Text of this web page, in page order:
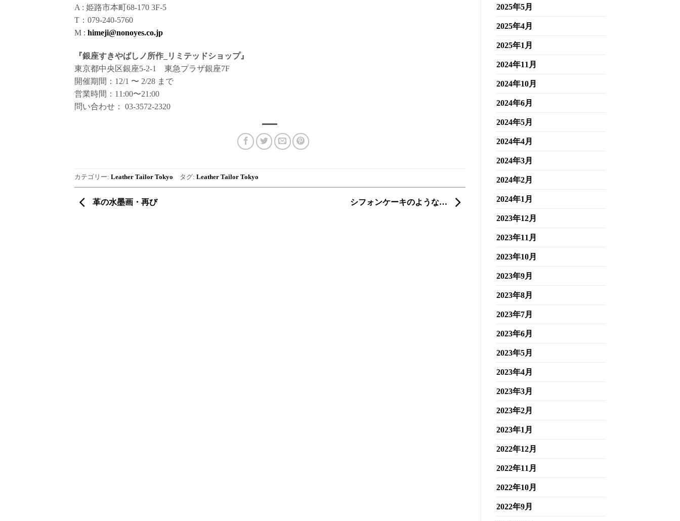
A : 姫路市本町68-170 3F-5
T：079-240-5760
M : himeji@nonoyes.co.jp
『銀座すきやばしノ所作_リミテッドショップ』
東京都中央区銀座5-2-1 東急プラザ銀座7F
開催期間：12/1 〜 2/28 まで
営業時間：11:00〜21:00
問い合わせ： 03-3572-2320
カテゴリー: Leather Tailor Tokyo タグ: Leather Tailor Tokyo
革の水墨画・再び シフォンケーキのような…
2025年5月
2025年4月
2025年1月
2024年11月
2024年10月
2024年6月
2024年5月
2024年4月
2024年3月
2024年2月
2024年1月
2023年12月
2023年11月
2023年10月
2023年9月
2023年8月
2023年7月
2023年6月
2023年5月
2023年4月
2023年3月
2023年2月
2023年1月
2022年12月
2022年11月
2022年10月
2022年9月